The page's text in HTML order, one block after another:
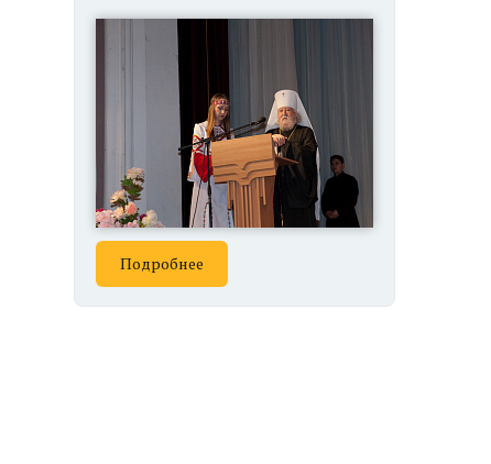
Подробнее